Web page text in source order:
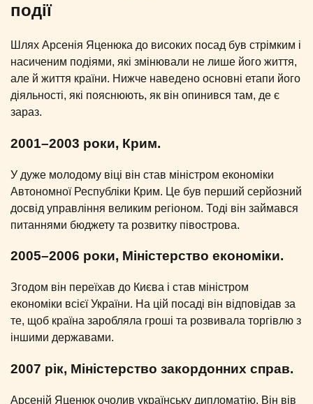
події
Шлях Арсенія Яценюка до високих посад був стрімким і
насиченим подіями, які змінювали не лише його життя,
але й життя країни. Нижче наведено основні етапи його
діяльності, які пояснюють, як він опинився там, де є
зараз.
2001–2003 роки, Крим.
У дуже молодому віці він став міністром економіки
Автономної Республіки Крим. Це був перший серйозний
досвід управління великим регіоном. Тоді він займався
питаннями бюджету та розвитку півострова.
2005–2006 роки, Міністерство економіки.
Згодом він переїхав до Києва і став міністром
економіки всієї України. На цій посаді він відповідав за
те, щоб країна заробляла гроші та розвивала торгівлю з
іншими державами.
2007 рік, Міністерство закордонних справ.
Арсеній Яценюк очолив українську дипломатію. Він вів